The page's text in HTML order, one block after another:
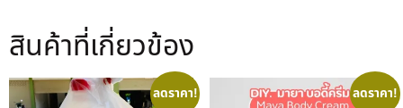
สินค้าที่เกี่ยวข้อง
ลดราคา! ลดราคา!